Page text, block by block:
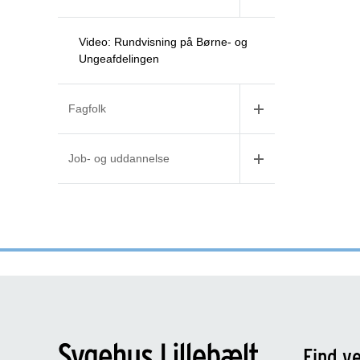
Video: Rundvisning på Børne- og
Ungeafdelingen
Fagfolk
Job- og uddannelse